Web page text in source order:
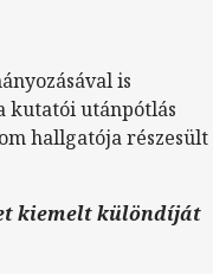
is
kutatói utánpótlás
hallgatója részesült
kiemelt különdíját